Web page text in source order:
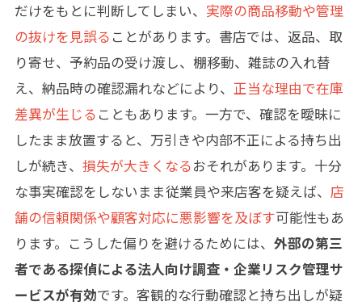
だけをもとに判断してしまい、 実際の商品移動や管理
の抜けを見誤る ことがあります。書店では、返品、取
り寄せ、予約品の受け渡し、棚移動、雑誌の入れ替
え、納品時の確認漏れなどにより、 正当な理由で在庫
差異が生じる こともあります。一方で、確認を曖昧に
したまま放置すると、万引きや内部不正による持ち出
しが続き、 損失が大きくなるおそれがあります。十分
な事実確認をしないまま従業員や来店客を疑えば、 店
舗の信頼関係や顧客対応に悪影響を及ぼす可能性もあ
ります。こうした偏りを避けるためには、 外部の第三
者である探偵による法人向け調査・企業リスク管理サ
ービスが有効です。客観的な行動確認と持ち出しが疑